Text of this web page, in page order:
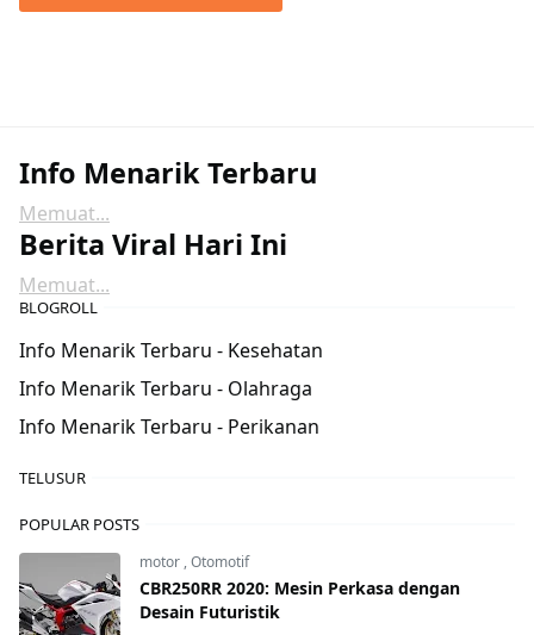
Info Menarik Terbaru
Memuat...
Berita Viral Hari Ini
Memuat...
BLOGROLL
Info Menarik Terbaru - Kesehatan
Info Menarik Terbaru - Olahraga
Info Menarik Terbaru - Perikanan
TELUSUR
POPULAR POSTS
motor ,Otomotif
CBR250RR 2020: Mesin Perkasa dengan
Desain Futuristik